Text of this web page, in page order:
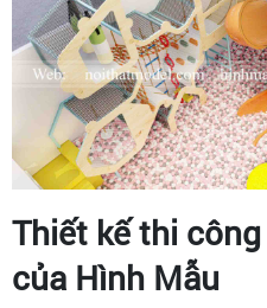
Thiết kế thi
của Hình Mẫu